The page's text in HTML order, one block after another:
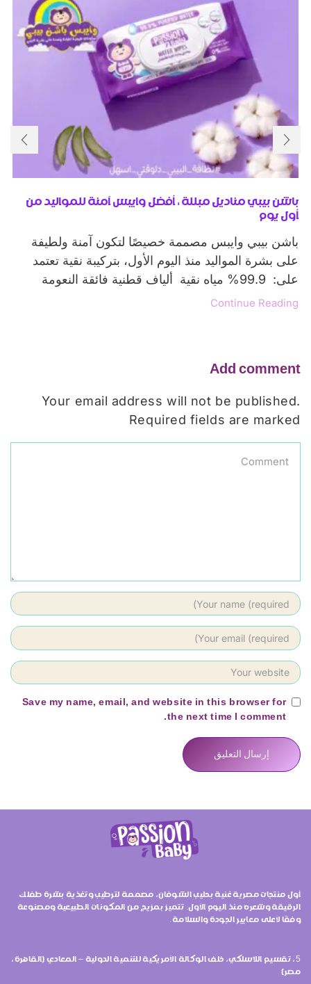
باشن بيبي مناديل مبللة : أفضل وايبس آمنة للمواليد من
أول يوم
باشن بيبي وايبس مصممة خصيصًا لتكون آمنة ولطيفة
على بشرة المواليد منذ اليوم الأول، بتركيبة نقية تعتمد
على: 99.9% مياه نقية ألياف قطنية فائقة النعومة
Continue Reading
Add comment
Your email address will not be published.
Required fields are marked
Save my name, email, and website in this browser for
the next time I comment.
أول منتجات مصرية غنية بحليب الشوفان، مصممة لترطيب وتغذية بشرة طفلك
الرقيقة وشعره منذ اليوم الأول. تتميز بمزيج من المكونات الطبيعية ومصنوعة
وفقًا لأعلى معايير الجودة والسلامة.
5، تقسيم اللاسلكي، خلف الوكالة الأمريكية للتنمية الدولية – المعادي (القاهرة،
مصر)